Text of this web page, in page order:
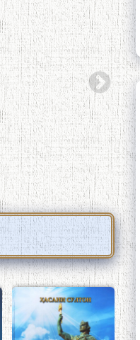
ФАРҲАНГИ
МУКАММАЛИ
ЗАБОНИ ТОҶИКӢ
АБУЛҚОСИМ
ЛОҲУТӢ